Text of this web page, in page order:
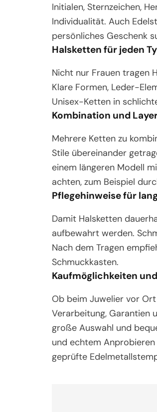
Initialen, Sternzeichen,
Individualität. Auch
persönliches Geschenk
Halsketten für jeden
Nicht nur Frauen tragen
Klare Formen, Leder-
Unisex-Ketten in
Kombination und
Mehrere Ketten zu
Stile übereinander
einem längeren Modell
achten, zum Beispiel
Pflegehinweise für
Damit Halsketten
aufbewahrt werden.
Nach dem Tragen
Schmuckkasten.
Kaufmöglichkeiten
Ob beim Juwelier vor
Verarbeitung, Garantien
große Auswahl und
und echtem
geprüfte